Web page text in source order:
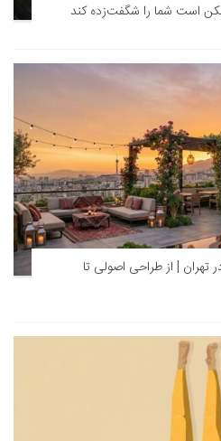
است شما را شگفت‌زده کند
در تهران | از طراحی اصولی تا